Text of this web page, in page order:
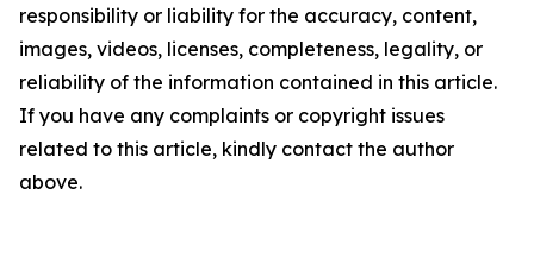
responsibility or liability for the accuracy, content,
images, videos, licenses, completeness, legality, or
reliability of the information contained in this article.
If you have any complaints or copyright issues
related to this article, kindly contact the author
above.